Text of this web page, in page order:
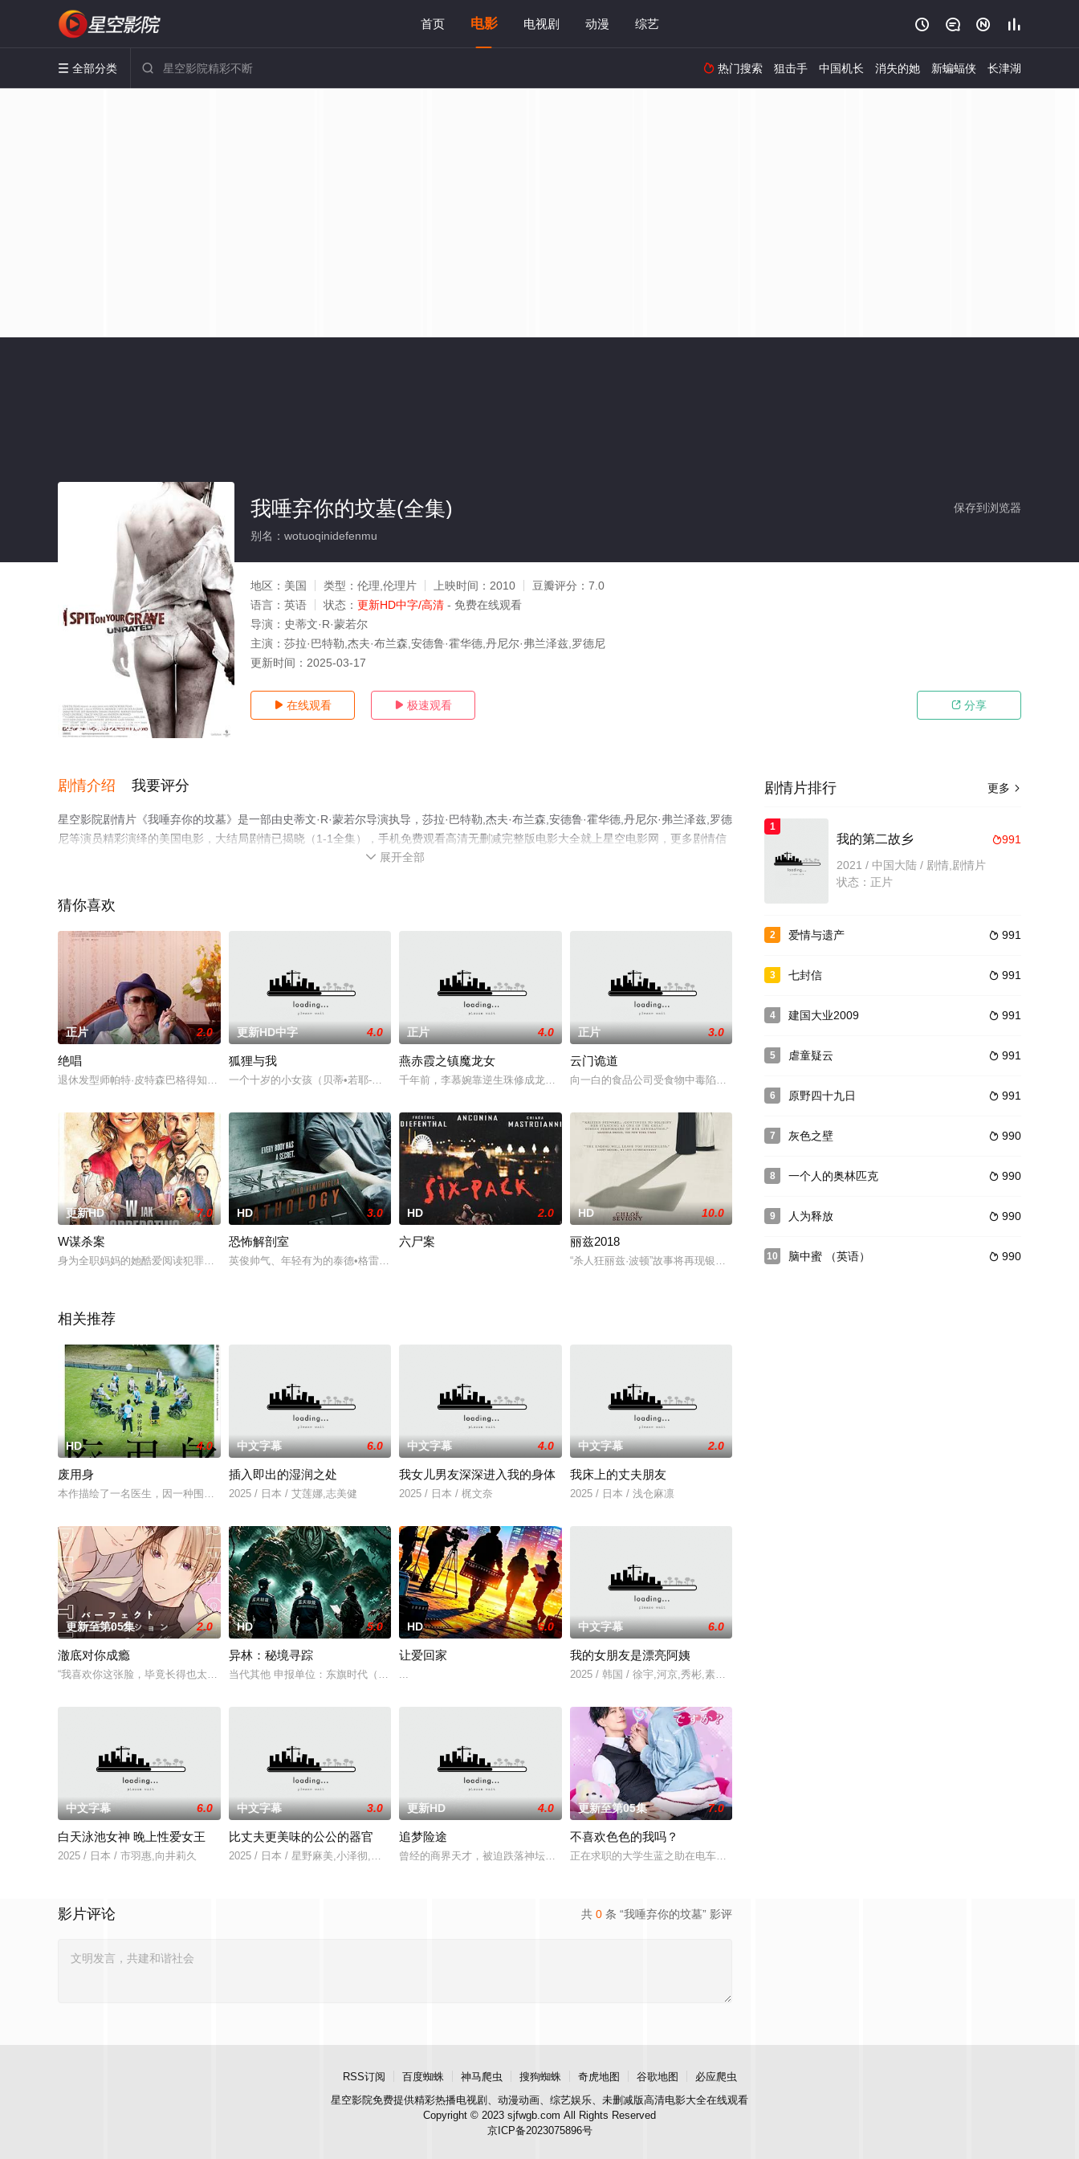
首页 电影 电视剧 动漫 综艺    
 全部分类   热门搜索 狙击手 中国机长 消失的她 新蝙蝠侠 长津湖
1-1全集/大结局
保存到浏览器
我唾弃你的坟墓(全集)
别名：wotuoqinidefenmu
地区： 美国 类型： 伦理,伦理片 上映时间： 2010 豆瓣评分： 7.0
语言： 英语 状态： 更新HD中字/高清 - 免费在线观看
导演： 史蒂文·R·蒙若尔
主演： 莎拉·巴特勒,杰夫·布兰森,安德鲁·霍华德,丹尼尔·弗兰泽兹,罗德尼
更新时间： 2025-03-17
 在线观看  极速观看  分享
剧情介绍 我要评分
星空影院剧情片《我唾弃你的坟墓》是一部由史蒂文·R·蒙若尔导演执导，莎拉·巴特勒,杰夫·布兰森,安德鲁·霍华德,丹尼尔·弗兰泽兹,罗德
尼等演员精彩演绎的美国电影，大结局剧情已揭晓（1-1全集），手机免费观看高清无删减完整版电影大全就上星空电影网，更多剧情信
 展开全部
猜你喜欢
正片 2.0
绝唱
退休发型师帕特·皮特森巴格得知一位老顾客的遗愿是让帕特为她最后一次整理仪容，帕特因此从小镇养老院出逃。接踵而至的是一
更新HD中字 4.0
狐狸与我
一个十岁的小女孩（贝蒂•若耶-布萝BertilleNoël-Bruneau饰）在上学路上碰见了一只正抓田鼠的狐狸女孩
正片 4.0
燕赤霞之镇魔龙女
千年前，李慕婉靠逆生珠修成龙身，却导致丈夫燕麟被神秘人所杀。 千年后，镇魔盟弟子燕赤霞行侠占义。他就是逆生珠复活过来
正片 3.0
云门诡道
向一白的食品公司受食物中毒陷害，苏靖运用商业手段完美将向一白的公司起死回生，同时带来了更深层的
更新HD 7.0
W谋杀案
身为全职妈妈的她酷爱阅读犯罪故事，当她调查一名女子的谋杀案时，却意外发现小镇居民最深藏的秘密。
HD 3.0
恐怖解剖室
英俊帅气、年轻有为的泰德•格雷（Milo Ventimiglia 米洛•文堤米利亚 饰）事业爱情双得意，他以优异的成
HD 2.0
六尸案
HD 10.0
丽兹2018
“杀人狂丽兹·波顿”故事将再现银幕，克里斯汀·斯图尔特、科洛·塞维尼有望加盟。1892年，波顿涉嫌杀害父亲
相关推荐
HD 4.0
废用身
本作描绘了一名医生，因一种围绕“废用身”——因瘫痪等原因已无恢复可能的四肢——的治疗方法，而一步步踏入在追求理想的理
中文字幕 6.0
插入即出的湿润之处
2025 / 日本 / 艾莲娜,志美健
中文字幕 4.0
我女儿男友深深进入我的身体
2025 / 日本 / 梶文奈
中文字幕 2.0
我床上的丈夫朋友
2025 / 日本 / 浅仓麻凛
更新至第05集 2.0
澈底对你成瘾
“我喜欢你这张脸，毕竟长得也太好看了吧。” 明仁
HD 5.0
异林：秘境寻踪
当代其他 申报单位：东旗时代（北京）影视文化传媒有限公司
HD 6.0
让爱回家
...
中文字幕 6.0
我的女朋友是漂亮阿姨
2025 / 韩国 / 徐宇,河京,秀彬,素美,崔敏浩,时宇,金东宇,韩蔚
中文字幕 6.0
白天泳池女神 晚上性爱女王
2025 / 日本 / 市羽惠,向井莉久
中文字幕 3.0
比丈夫更美味的公公的器官
2025 / 日本 / 星野麻美,小泽彻,有村望海
更新HD 4.0
追梦险途
曾经的商界天才，被迫跌落神坛。被那微不足道的成就麻醉过后他该如何面对现实，能改变他的命运的是谁？什么才是生命价值的真
更新至第05集 7.0
不喜欢色色的我吗？
正在求职的大学生蓝之助在电车上遭遇危机，幸得帅气大叔奥海出手相救，蓝之助因此悄然心动。然而，当他
共 0 条 “我唾弃你的坟墓” 影评
影片评论
更多 
剧情片排行
1
991
我的第二故乡
2021 / 中国大陆 / 剧情,剧情片
状态：正片
2  991
爱情与遗产
3  991
七封信
4  991
建国大业2009
5  991
虐童疑云
6  991
原野四十九日
7  990
灰色之壁
8  990
一个人的奥林匹克
9  990
人为释放
10  990
脑中蜜 （英语）
RSS订阅 百度蜘蛛 神马爬虫 搜狗蜘蛛 奇虎地图 谷歌地图
必应爬虫
星空影院免费提供精彩热播电视剧、动漫动画、综艺娱乐、未删减版高清电影大全在线观看
Copyright © 2023 sjfwgb.com All Rights Reserved
京ICP备2023075896号